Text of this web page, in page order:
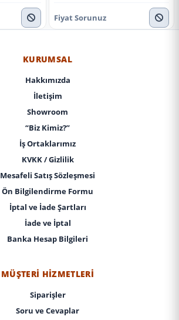
Fiyat Sorunuz
KURUMSAL
Hakkımızda
İletişim
Showroom
“Biz Kimiz?”
İş Ortaklarımız
KVKK / Gizlilik
Mesafeli Satış Sözleşmesi
Ön Bilgilendirme Formu
İptal ve İade Şartları
İade ve İptal
Banka Hesap Bilgileri
MÜŞTERI HIZMETLERI
Siparişler
Soru ve Cevaplar